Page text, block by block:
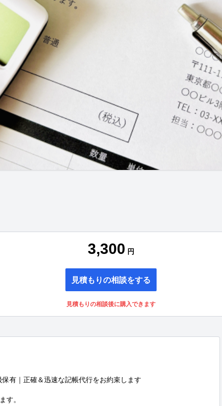
3,300 円
見積もりの相談をする
見積もりの相談後に購入できます
有｜正確＆迅速な記帳代行をお約束します
す。